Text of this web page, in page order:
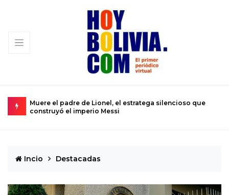
Muere el padre de Lionel, el estratega silencioso que
construyó el imperio Messi
Incio Destacadas